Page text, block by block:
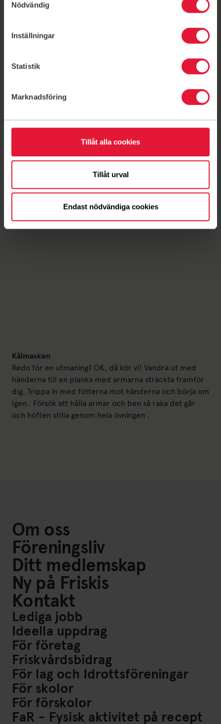
Nödvändig
Inställningar
Statistik
Marknadsföring
Tillåt alla cookies
Tillåt urval
Endast nödvändiga cookies
nära rumpan. Lyft nu höften så långt upp det
motstånd från minibandet så pressa ut och
försöka att stanna till i det övre läget en kort
Sänk sätet till marken igen.
armhävning på tå eller knä, det som funkar bäst.
sidled mellan varje nedsänkning. Försök att hålla
ner rumpan genom hela övningen, sträva efter
minibandet ordentligt.
Kålmasken
Redo för en utmaning? OK, då kör vi! Vandra ut med
händerna till en planka med armarna sträckta framför
dig. Trippa in med fötterna mot händerna och börja om
igen. Försök att hålla armar och ben så raka det går
och höften stilla genom hela övningen .
Om oss
Föreningsliv
Ditt medlemskap
Ny på Friskis
Kontakt
Lediga jobb
Ideella uppdrag
För företag
Friskvårdsbidrag
För lag och Idrottsföreningar
För skolor
För förskolor
FaR - Fysisk aktivitet på recept